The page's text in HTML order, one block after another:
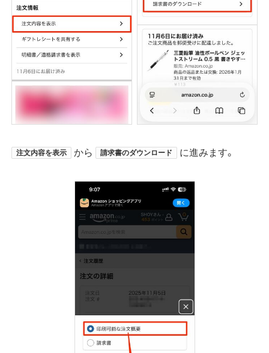
注文内容を表示 から 請求書のダウンロード に進みます。